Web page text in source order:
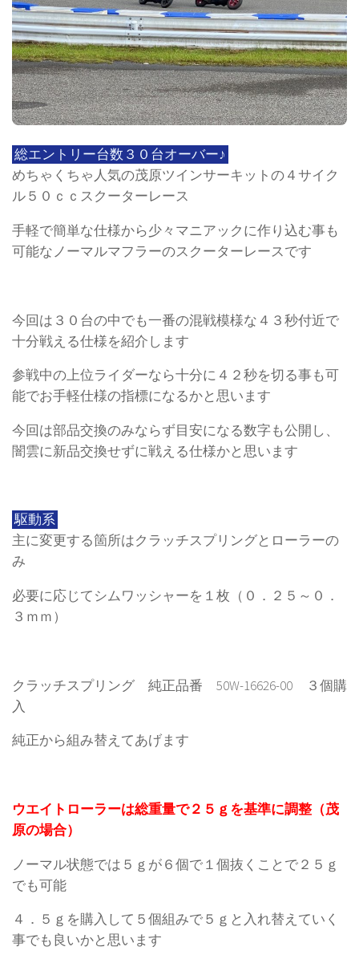
総エントリー台数３０台オーバー♪
めちゃくちゃ人気の茂原ツインサーキットの４サイク
ル５０ｃｃスクーターレース
手軽で簡単な仕様から少々マニアックに作り込む事も
可能なノーマルマフラーのスクーターレースです
今回は３０台の中でも一番の混戦模様な４３秒付近で
十分戦える仕様を紹介します
参戦中の上位ライダーなら十分に４２秒を切る事も可
能でお手軽仕様の指標になるかと思います
今回は部品交換のみならず目安になる数字も公開し、
闇雲に新品交換せずに戦える仕様かと思います
駆動系
主に変更する箇所はクラッチスプリングとローラーの
み
必要に応じてシムワッシャーを１枚（０．２５～０．
３ｍｍ）
クラッチスプリング 純正品番 50W-16626-00 ３個購
入
純正から組み替えてあげます
ウエイトローラーは総重量で２５ｇを基準に調整（茂
原の場合）
ノーマル状態では５ｇが６個で１個抜くことで２５ｇ
でも可能
４．５ｇを購入して５個組みで５ｇと入れ替えていく
事でも良いかと思います